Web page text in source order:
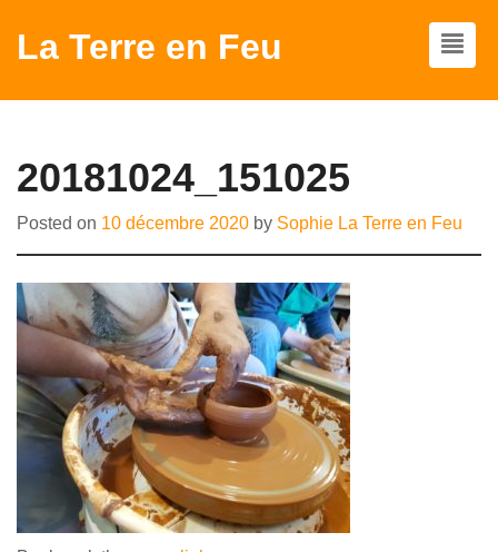
La Terre en Feu
20181024_151025
Posted on 10 décembre 2020 by Sophie La Terre en Feu